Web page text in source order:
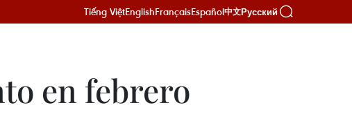
Tiếng ViệtEnglishFrançaisEspañol中文Русский
en febrero